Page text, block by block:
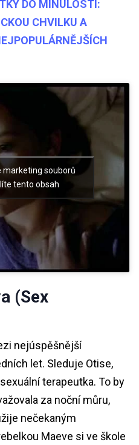
DO MINULOSTI:
CHVILKU A
marketing souborů
tento obsah
(Sex
nejúspěšnější
let. Sleduje Otise,
terapeutka. To by
za noční můru,
nečekaným
Maeve si ve škole